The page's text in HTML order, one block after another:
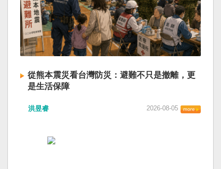
從熊本震災看台灣防災：避難不只是撤離，更
是生活保障
洪昱睿 2026-08-05